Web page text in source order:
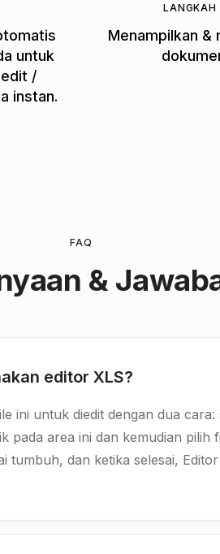
untuk
/
instan.
LANGKAH
Menampilkan &
FAQ
&
editor XLS?
ini untuk diedit dengan dua
area ini dan kemudian
tumbuh, dan ketika selesai,